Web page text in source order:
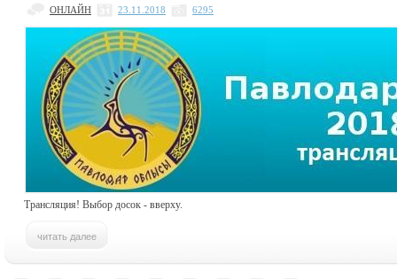
ОНЛАЙН 23.11.2018 6295
Трансляция! Выбор досок - вверху.